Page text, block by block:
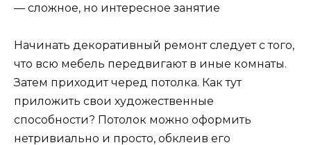
— сложное, но интересное занятие
Начинать декоративный ремонт следует с того,
что всю мебель передвигают в иные комнаты.
Затем приходит черед потолка. Как тут
приложить свои художественные
способности? Потолок можно оформить
нетривиально и просто, обклеив его